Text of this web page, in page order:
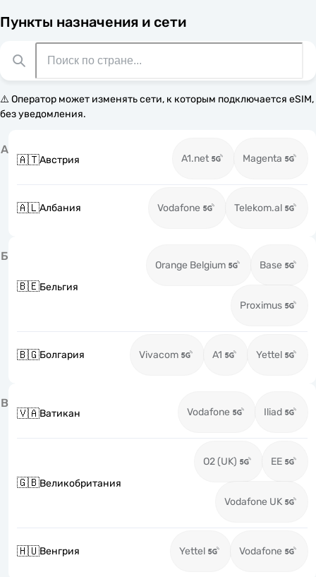
Пункты назначения и сети
⚠️ Оператор может изменять сети, к которым подключается eSIM,
без уведомления.
А
🇦🇹Австрия A1.net Magenta
🇦🇱Албания Vodafone Telekom.al
Б
🇧🇪Бельгия
Orange Belgium Base
Proximus
🇧🇬Болгария Vivacom A1 Yettel
В
🇻🇦Ватикан Vodafone Iliad
🇬🇧Великобритания
O2 (UK) EE
Vodafone UK
🇭🇺Венгрия Yettel Vodafone